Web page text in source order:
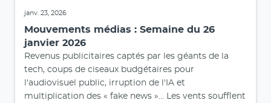
janv. 23, 2026
Mouvements médias : Semaine du 26
janvier 2026
Revenus publicitaires captés par les géants de la
tech, coups de ciseaux budgétaires pour
l'audiovisuel public, irruption de l'IA et
multiplication des « fake news »… Les vents soufflent